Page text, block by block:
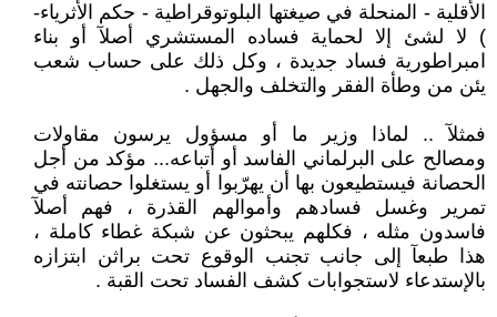
الأقلية - المنحلة في صيغتها البلوتوقراطية - حكم الأثرياء-
) لا لشئ إلا لحماية فساده المستشري أصلآ أو بناء
امبراطورية فساد جديدة ، وكل ذلك على حساب شعب
يئن من وطأة الفقر والتخلف والجهل .
فمثلآ .. لماذا وزير ما أو مسؤول يرسون مقاولات
ومصالح على البرلماني الفاسد أو أتباعه... مؤكد من أجل
الحصانة فيستطيعون بها أن يهرّبوا أو يستغلوا حصانته في
تمرير وغسل فسادهم وأموالهم القذرة ، فهم أصلآ
فاسدون مثله ، فكلهم يبحثون عن شبكة غطاء كاملة ،
هذا طبعآ إلى جانب تجنب الوقوع تحت براثن ابتزازه
بالإستدعاء لاستجوابات كشف الفساد تحت القبة .